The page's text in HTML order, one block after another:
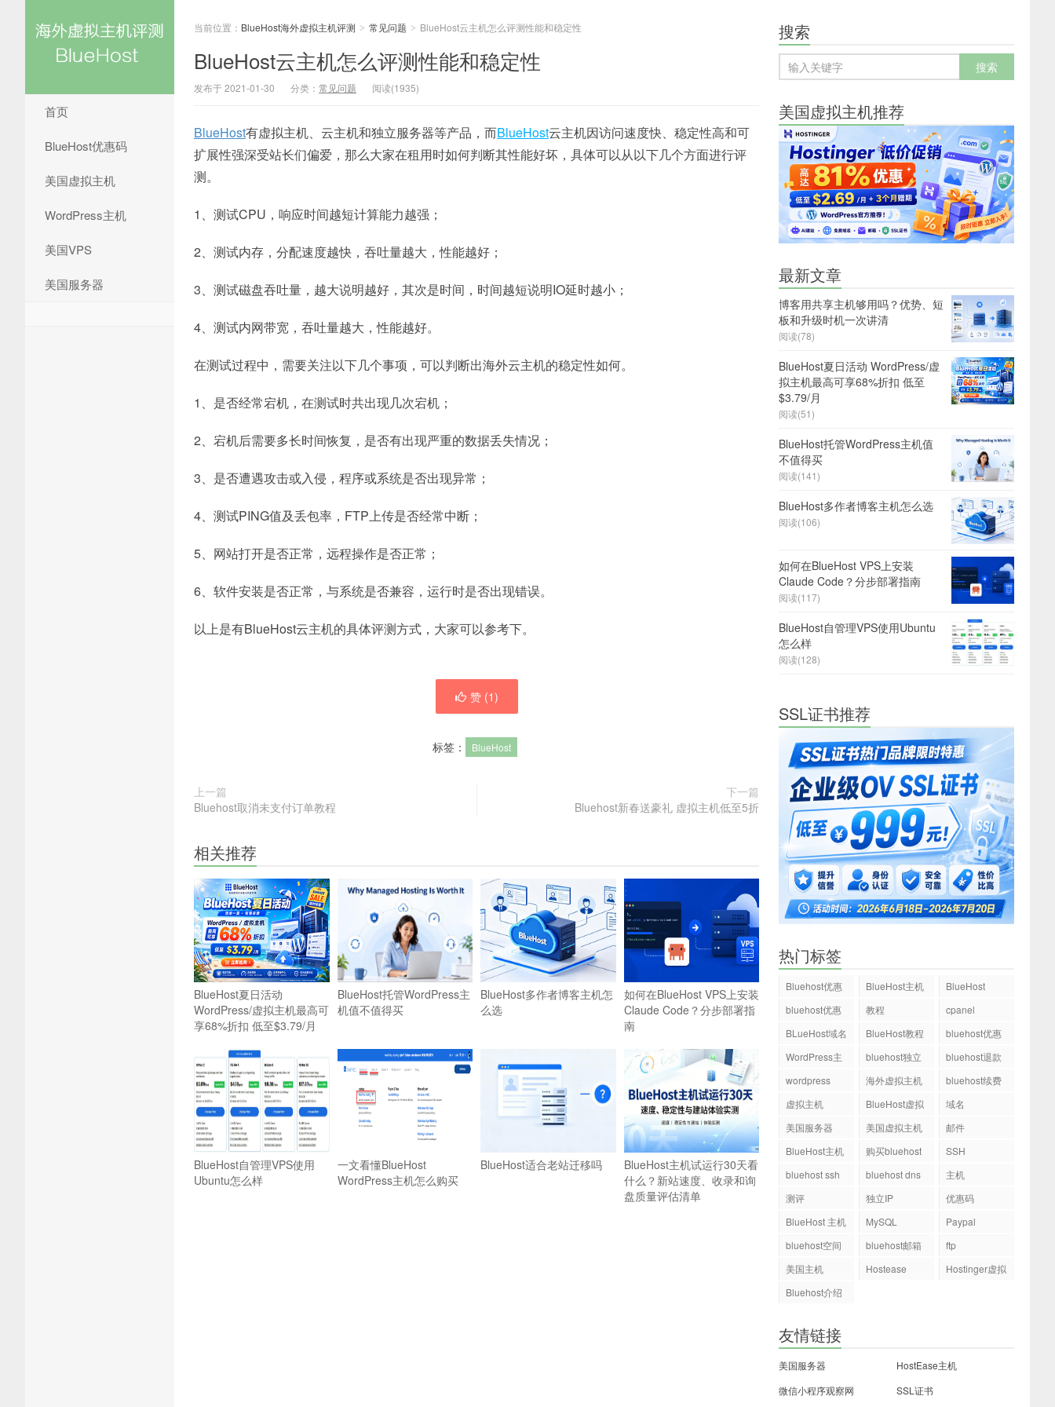
首页
BlueHost优惠码
美国虚拟主机
WordPress主机
美国VPS
美国服务器
当前位置： BlueHost海外虚拟主机评测 > 常见问题 > BlueHost云主机怎么评测性能和稳定性
BlueHost云主机怎么评测性能和稳定性
发布于 2021-01-30 分类： 常见问题 阅读(1935)
BlueHost有虚拟主机、云主机和独立服务器等产品，而BlueHost云主机因访问速度快、稳定性高和可
扩展性强深受站长们偏爱，那么大家在租用时如何判断其性能好坏，具体可以从以下几个方面进行评
测。
1、测试CPU，响应时间越短计算能力越强；
2、测试内存，分配速度越快，吞吐量越大，性能越好；
3、测试磁盘吞吐量，越大说明越好，其次是时间，时间越短说明IO延时越小；
4、测试内网带宽，吞吐量越大，性能越好。
在测试过程中，需要关注以下几个事项，可以判断出海外云主机的稳定性如何。
1、是否经常宕机，在测试时共出现几次宕机；
2、宕机后需要多长时间恢复，是否有出现严重的数据丢失情况；
3、是否遭遇攻击或入侵，程序或系统是否出现异常；
4、测试PING值及丢包率，FTP上传是否经常中断；
5、网站打开是否正常，远程操作是否正常；
6、软件安装是否正常，与系统是否兼容，运行时是否出现错误。
以上是有BlueHost云主机的具体评测方式，大家可以参考下。
赞 (1)
标签： BlueHost
上一篇
Bluehost取消未支付订单教程
下一篇
Bluehost新春送豪礼 虚拟主机低至5折
相关推荐
BlueHost夏日活动
WordPress/虚拟主机最高可
享68%折扣 低至$3.79/月
BlueHost托管WordPress主
机值不值得买
BlueHost多作者博客主机怎
么选
如何在BlueHost VPS上安装
Claude Code？分步部署指
南
BlueHost自管理VPS使用
Ubuntu怎么样
一文看懂BlueHost
WordPress主机怎么购买
BlueHost适合老站迁移吗
BlueHost主机试运行30天看
什么？新站速度、收录和询
盘质量评估清单
搜索
美国虚拟主机推荐
最新文章
博客用共享主机够用吗？优势、短
板和升级时机一次讲清
阅读(78)
BlueHost夏日活动 WordPress/虚
拟主机最高可享68%折扣 低至
$3.79/月
阅读(51)
BlueHost托管WordPress主机值
不值得买
阅读(141)
BlueHost多作者博客主机怎么选
阅读(106)
如何在BlueHost VPS上安装
Claude Code？分步部署指南
阅读(117)
BlueHost自管理VPS使用Ubuntu
怎么样
阅读(128)
SSL证书推荐
热门标签
Bluehost优惠
BlueHost主机
BlueHost
bluehost优惠
教程
cpanel
BLueHost域名
BlueHost教程
bluehost优惠
WordPress主
bluehost独立
bluehost退款
wordpress
海外虚拟主机
bluehost续费
虚拟主机
BlueHost虚拟
域名
美国服务器
美国虚拟主机
邮件
BlueHost主机
购买bluehost
SSH
bluehost ssh
bluehost dns
主机
测评
独立IP
优惠码
BlueHost 主机
MySQL
Paypal
bluehost空间
bluehost邮箱
ftp
美国主机
Hostease
Hostinger虚拟
Bluehost介绍
友情链接
美国服务器
HostEase主机
微信小程序观察网
SSL证书